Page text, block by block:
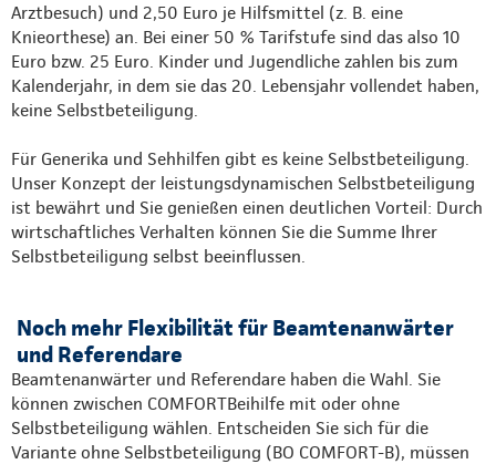
Arztbesuch) und 2,50 Euro je Hilfsmittel (z. B. eine
Knieorthese) an. Bei einer 50 % Tarifstufe sind das also 10
Euro bzw. 25 Euro. Kinder und Jugendliche zahlen bis zum
Kalenderjahr, in dem sie das 20. Lebensjahr vollendet haben,
keine Selbstbeteiligung.
Für Generika und Sehhilfen gibt es keine Selbstbeteiligung.
Unser Konzept der leistungsdynamischen Selbstbeteiligung
ist bewährt und Sie genießen einen deutlichen Vorteil: Durch
wirtschaftliches Verhalten können Sie die Summe Ihrer
Selbstbeteiligung selbst beeinflussen.
Noch mehr Flexibilität für Beamtenanwärter
und Referendare
Beamtenanwärter und Referendare haben die Wahl. Sie
können zwischen COMFORTBeihilfe mit oder ohne
Selbstbeteiligung wählen. Entscheiden Sie sich für die
Variante ohne Selbstbeteiligung (BO COMFORT-B), müssen